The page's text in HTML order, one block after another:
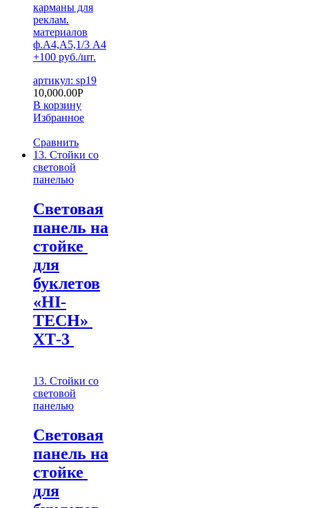
карманы для
реклам.
материалов
ф.А4,А5,1/3 А4
+100 руб./шт.
артикул: sp19
10,000.00Р
В корзину
Избранное
Сравнить
13. Стойки со
световой
панелью
Световая
панель на
стойке
для
буклетов
«HI-
TECH»
ХТ-3
13. Стойки со
световой
панелью
Световая
панель на
стойке
для